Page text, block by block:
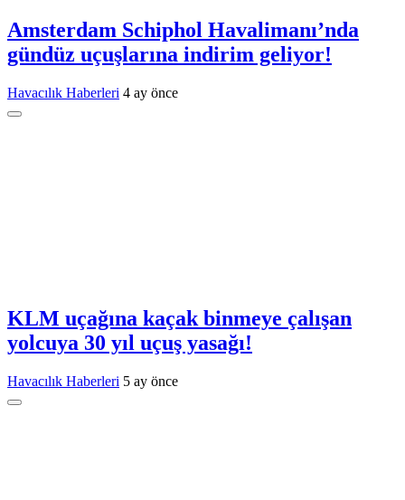
Amsterdam Schiphol Havalimanı’nda
gündüz uçuşlarına indirim geliyor!
Havacılık Haberleri 4 ay önce
KLM uçağına kaçak binmeye çalışan
yolcuya 30 yıl uçuş yasağı!
Havacılık Haberleri 5 ay önce